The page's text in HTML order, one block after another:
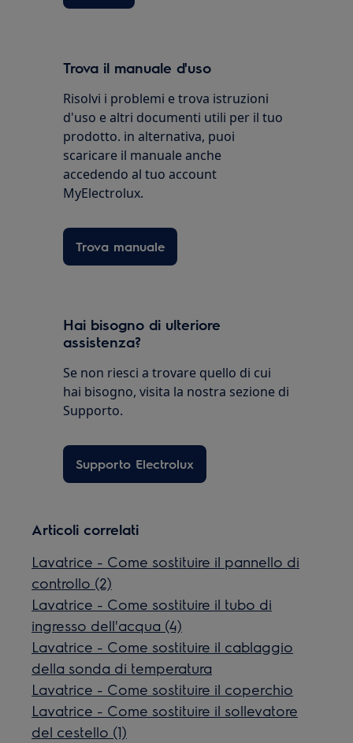
Trova il manuale d'uso
Risolvi i problemi e trova istruzioni
d'uso e altri documenti utili per il tuo
prodotto. in alternativa, puoi
scaricare il manuale anche
accedendo al tuo account
MyElectrolux.
Trova manuale
Hai bisogno di ulteriore
assistenza?
Se non riesci a trovare quello di cui
hai bisogno, visita la nostra sezione di
Supporto.
Supporto Electrolux
Articoli correlati
Lavatrice - Come sostituire il pannello di
controllo (2)
Lavatrice - Come sostituire il tubo di
ingresso dell'acqua (4)
Lavatrice - Come sostituire il cablaggio
della sonda di temperatura
Lavatrice - Come sostituire il coperchio
Lavatrice - Come sostituire il sollevatore
del cestello (1)